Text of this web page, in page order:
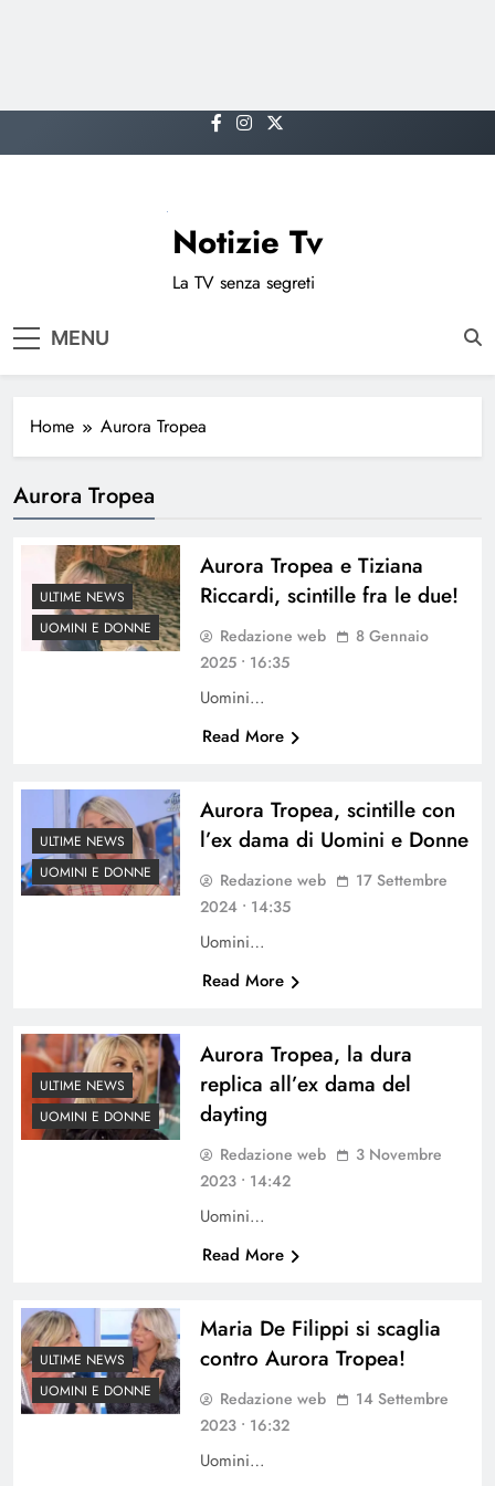
to
Notizie Tv
La TV senza segreti
MENU
Home Aurora Tropea
Aurora Tropea
ULTIME NEWS
UOMINI E DONNE
Aurora Tropea e Tiziana
Riccardi, scintille fra le due!
Redazione web
8 Gennaio
2025 • 16:35
Uomini…
Read More
ULTIME NEWS
UOMINI E DONNE
Aurora Tropea, scintille con
l’ex dama di Uomini e Donne
Redazione web
17 Settembre
2024 • 14:35
Uomini…
Read More
ULTIME NEWS
UOMINI E DONNE
Aurora Tropea, la dura
replica all’ex dama del
dayting
Redazione web
3 Novembre
2023 • 14:42
Uomini…
Read More
ULTIME NEWS
UOMINI E DONNE
Maria De Filippi si scaglia
contro Aurora Tropea!
Redazione web
14 Settembre
2023 • 16:32
Uomini…